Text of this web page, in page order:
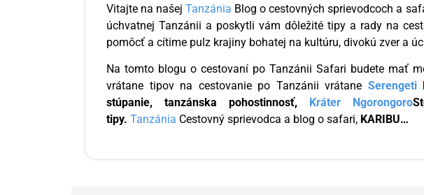
Vitajte na našejTanzánia Blog o cestovných sprievodcoch a
úchvatnej Tanzánii a poskytli vám dôležité tipy a rady na
pomôcť a cítime pulz krajiny bohatej na kultúru, divokú zver a
Na tomto blogu o cestovaní po Tanzánii Safari budete mať
vrátane tipov na cestovanie po Tanzánii vrátane Serengeti
stúpanie, tanzánska pohostinnosť, Kráter Ngorongoro
tipy. Tanzánia Cestovný sprievodca a blog o safari, KARIBU…